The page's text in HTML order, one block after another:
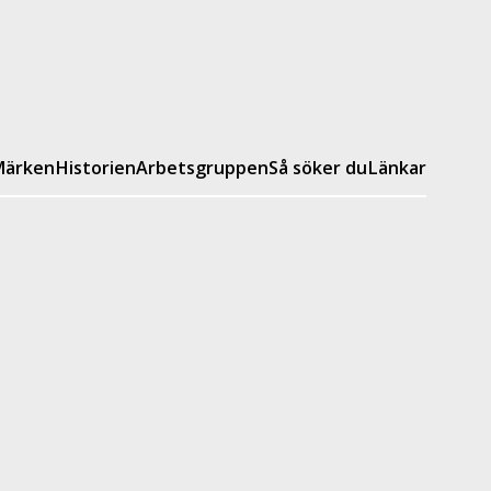
HistorienArbetsgruppenSå söker duLänkar